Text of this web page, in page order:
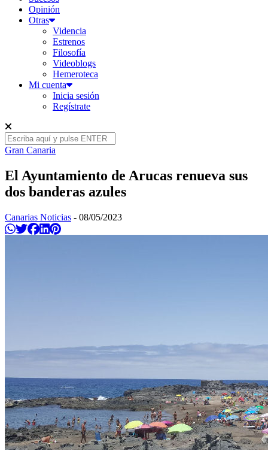
Opinión
Otras
Videncia
Estrenos
Filosofía
Videoblogs
Hemeroteca
Mi cuenta
Inicia sesión
Regístrate
Gran Canaria
El Ayuntamiento de Arucas renueva sus
dos banderas azules
Canarias Noticias - 08/05/2023
Compartir en Whatsapp
Twittear
Compartir en Facebook
Compartir en Linkedin
Compartir en Pinterest